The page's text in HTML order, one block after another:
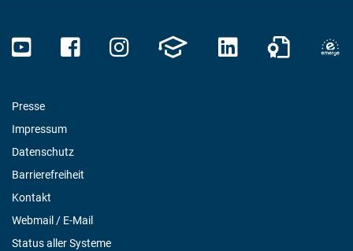
Presse
Impressum
Datenschutz
Barrierefreiheit
Kontakt
Webmail / E-Mail
Status aller Systeme